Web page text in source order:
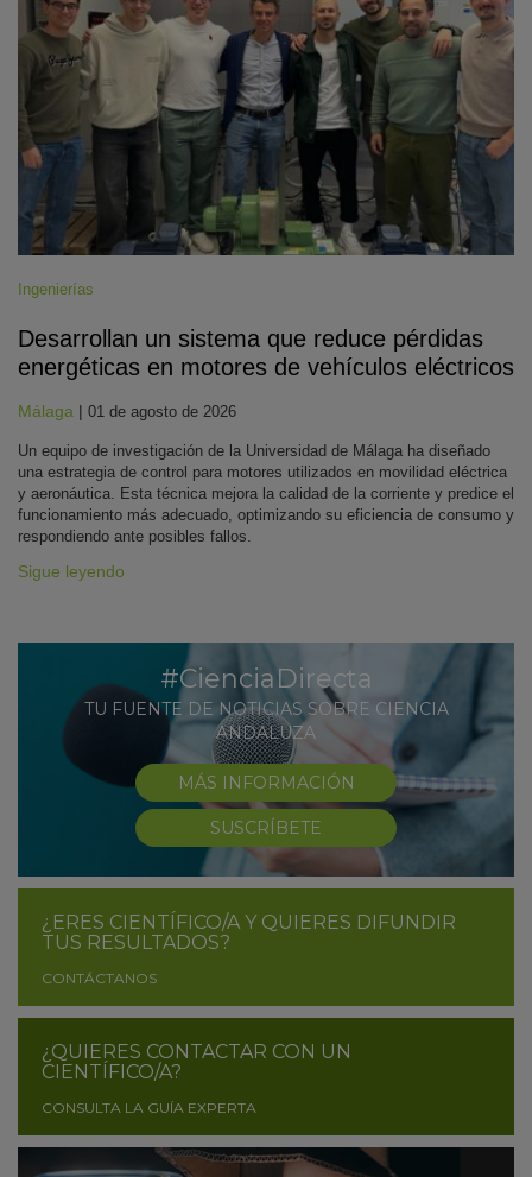
Ingenierías
Desarrollan un sistema que reduce pérdidas
energéticas en motores de vehículos eléctricos
Málaga | 01 de agosto de 2026
Un equipo de investigación de la Universidad de Málaga ha diseñado
una estrategia de control para motores utilizados en movilidad eléctrica
y aeronáutica. Esta técnica mejora la calidad de la corriente y predice el
funcionamiento más adecuado, optimizando su eficiencia de consumo y
respondiendo ante posibles fallos.
Sigue leyendo
#CienciaDirecta
TU FUENTE DE NOTICIAS SOBRE CIENCIA
ANDALUZA
MÁS INFORMACIÓN
SUSCRÍBETE
¿ERES CIENTÍFICO/A Y QUIERES DIFUNDIR
TUS RESULTADOS?
CONTÁCTANOS
¿QUIERES CONTACTAR CON UN
CIENTÍFICO/A?
CONSULTA LA GUÍA EXPERTA